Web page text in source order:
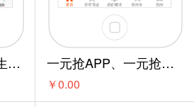
生鲜电商APP/O2O生鲜类APP 一元抢APP、一元抢系统开启购物新模式
￥0.00